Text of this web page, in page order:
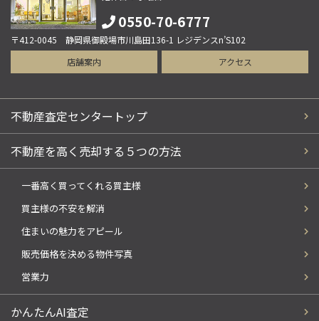
0550-70-6777
〒412-0045 静岡県御殿場市川島田136-1 レジデンスn’S102
店舗案内
アクセス
不動産査定センタートップ
不動産を高く売却する５つの方法
一番高く買ってくれる買主様
買主様の不安を解消
住まいの魅力をアピール
販売価格を決める物件写真
営業力
かんたんAI査定